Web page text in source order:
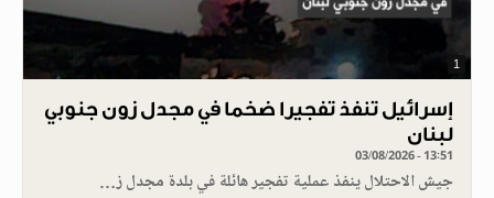
1
إسرائيل تنفذ تفجيرا ضخما في مجدل زون جنوبي
لبنان
03/08/2026 - 13:51
جيش الاحتلال ينفذ عملية تفجير هائلة في بلدة مجدل ز…